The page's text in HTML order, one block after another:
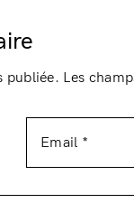
publiée. Les